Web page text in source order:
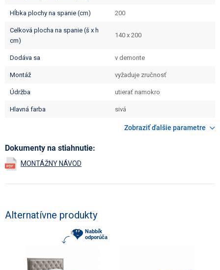
hĺbka plochy na spanie (cm) 200
celková plocha na spanie (š x h
cm)
140 x 200
dodáva sa v demonte
montáž vyžaduje zručnosť
údržba utierať namokro
hlavná farba sivá
Zobraziť ďalšie parametre
Dokumenty na stiahnutie:
Alternatívne produkty
Nabbík
odporúča